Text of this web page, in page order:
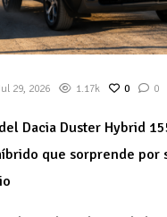
29, 2026 1.17k 0 0
Dacia Duster Hybrid
que sorprende por